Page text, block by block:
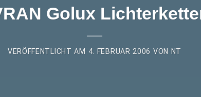
Golux
VERÖFFENTLICHT AM 4. FEBRUAR 2006 VON NT